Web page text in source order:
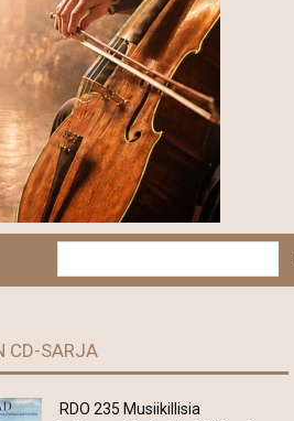
CD-SARJA
RDO 235 Musiikillisia